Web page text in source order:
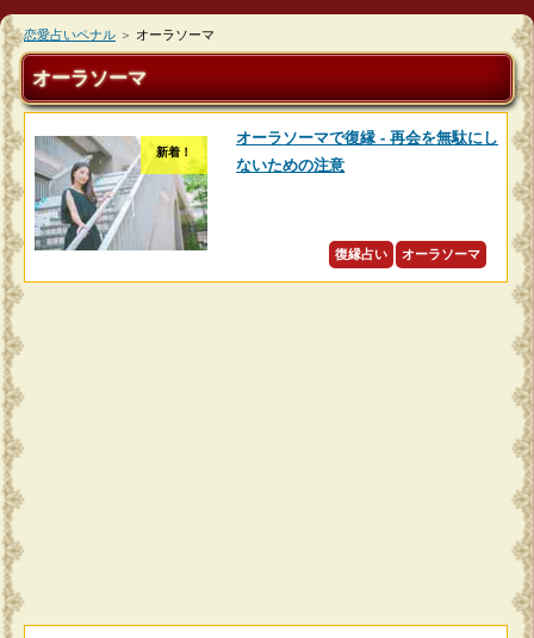
恋愛占いペナル ＞ オーラソーマ
オーラソーマ
新着！
オーラソーマで復縁 - 再会を無駄にし
ないための注意
復縁占い オーラソーマ